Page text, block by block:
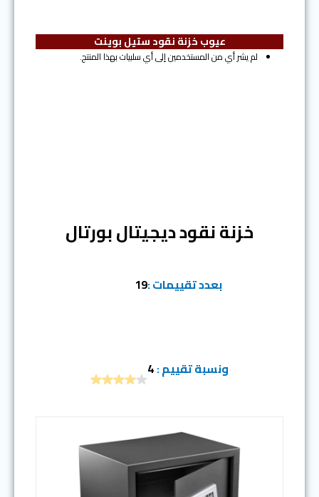
عيوب خزنة نقود ستيل بوينت
لم يشر أي من المستخدمين إلى أي سلبيات بهذا المنتج.
خزنة نقود ديجيتال بورتال
بعدد تقييمات :19
ونسبة تقييم :4